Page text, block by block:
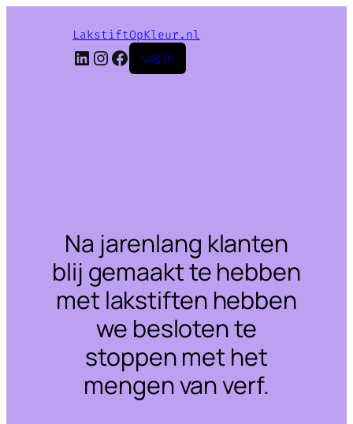
LakstiftOpKleur.nl
LinkedIn
Instagram
Facebook
Login
Na jarenlang klanten
blij gemaakt te hebben
met lakstiften hebben
we besloten te
stoppen met het
mengen van verf.